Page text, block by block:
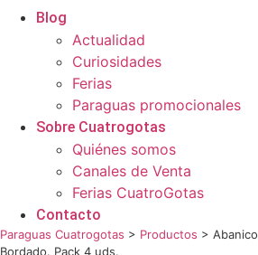
Blog
Actualidad
Curiosidades
Ferias
Paraguas promocionales
Sobre Cuatrogotas
Quiénes somos
Canales de Venta
Ferias CuatroGotas
Contacto
Paraguas Cuatrogotas > Productos >
Bordado. Pack 4 uds.